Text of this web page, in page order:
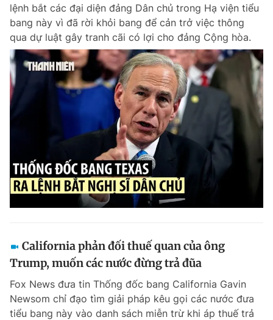
Đọc Thanh Niên trên điện thoại
Theo dõi báo trên
Liên hệ quảng cáo
0908 780 404
Đặt báo Quảng cáo RSS Tòa soạn
Tổng biên tập: Nguyễn Ngọc Toàn
Tổng thư ký tòa soạn: Đức Trung
Giấy phép xuất bản số 110/GP - BTTTT cấp ngày 24.3.2020
© 2003-2026 Bản quyền thuộc về Báo Thanh Niên. Cấm sao chép
dưới mọi hình thức nếu không có sự chấp thuận bằng văn bản.
Phát triển bởi ePi Technologies, JSC.
lệnh bắt các đại diện đảng Dân chủ trong Hạ viện tiểu
bang này vì đã rời khỏi bang để cản trở việc thông
qua dự luật gây tranh cãi có lợi cho đảng Cộng hòa.
California phản đối thuế quan của ông
Trump, muốn các nước đừng trả đũa
Fox News đưa tin Thống đốc bang California Gavin
Newsom chỉ đạo tìm giải pháp kêu gọi các nước đưa
tiểu bang này vào danh sách miễn trừ khi áp thuế trả